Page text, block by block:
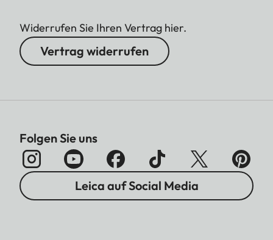
Widerrufen Sie Ihren Vertrag hier.
Vertrag widerrufen
Folgen Sie uns
Leica auf Social Media